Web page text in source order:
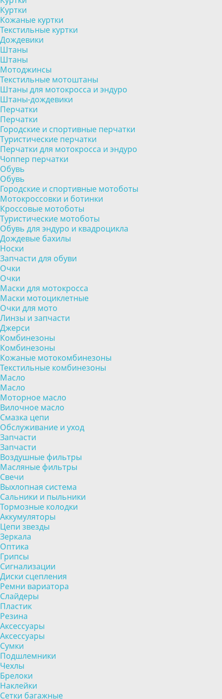
Куртки
Кожаные куртки
Текстильные куртки
Дождевики
Штаны
Штаны
Мотоджинсы
Текстильные мотоштаны
Штаны для мотокросса и эндуро
Штаны-дождевики
Перчатки
Перчатки
Городские и спортивные перчатки
Туристические перчатки
Перчатки для мотокросса и эндуро
Чоппер перчатки
Обувь
Обувь
Городские и спортивные мотоботы
Мотокроссовки и ботинки
Кроссовые мотоботы
Туристические мотоботы
Обувь для эндуро и квадроцикла
Дождевые бахилы
Носки
Запчасти для обуви
Очки
Очки
Маски для мотокросса
Маски мотоциклетные
Очки для мото
Линзы и запчасти
Джерси
Комбинезоны
Комбинезоны
Кожаные мотокомбинезоны
Текстильные комбинезоны
Масло
Масло
Моторное масло
Вилочное масло
Смазка цепи
Обслуживание и уход
Запчасти
Запчасти
Воздушные фильтры
Масляные фильтры
Свечи
Выхлопная система
Сальники и пыльники
Тормозные колодки
Аккумуляторы
Цепи звезды
Зеркала
Оптика
Грипсы
Сигнализации
Диски сцепления
Ремни вариатора
Слайдеры
Пластик
Резина
Аксессуары
Аксессуары
Сумки
Подшлемники
Чехлы
Брелоки
Наклейки
Сетки багажные